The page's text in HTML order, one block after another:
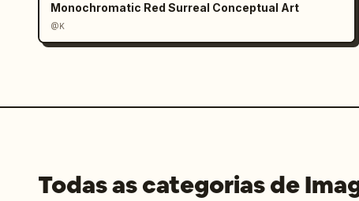
Monochromatic Red Surreal Conceptual Art
@K
Todas as categorias de